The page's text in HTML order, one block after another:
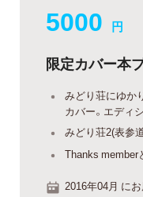
5000 円
限定カバー本
みどり荘にゆか
カバー。エディ
みどり荘2(表参
Thanks member
2016年04月 にお